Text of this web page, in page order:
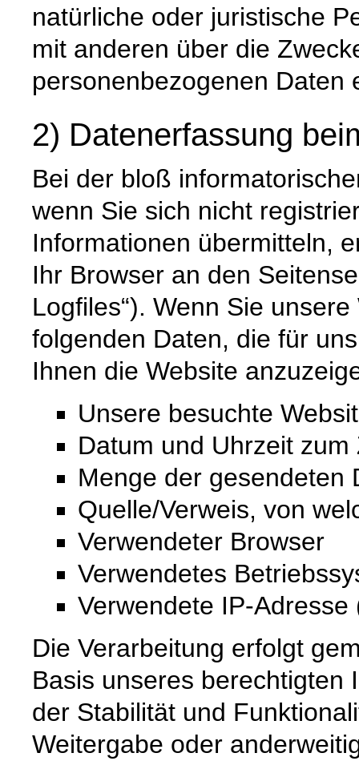
natürliche oder juristische
mit anderen über die
personenbezogenen Daten
2) Datenerfassung
Bei der bloß
wenn Sie sich nicht
Informationen übermitteln,
Ihr Browser an den
Logfiles“). Wenn Sie
folgenden Daten, die für
Ihnen die Website
Unsere besuchte
Datum und Uhrzeit
Menge der gesendeten
Quelle/Verweis, von
Verwendeter Browser
Verwendetes
Verwendete IP-
Die Verarbeitung erfolgt
Basis unseres berechtigten
der Stabilität und
Weitergabe oder